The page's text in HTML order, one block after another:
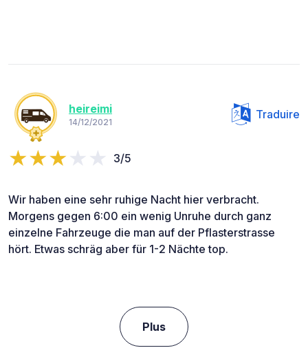
heireimi
14/12/2021
Traduire
3/5
Wir haben eine sehr ruhige Nacht hier verbracht.
Morgens gegen 6:00 ein wenig Unruhe durch ganz
einzelne Fahrzeuge die man auf der Pflasterstrasse
hört. Etwas schräg aber für 1-2 Nächte top.
Plus